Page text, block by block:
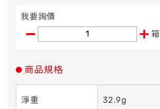
我要詢價
箱
商品規格
淨重 32.9g